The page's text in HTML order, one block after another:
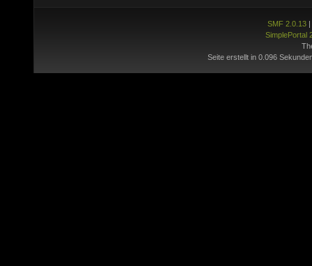
SMF 2.0.13|
SimplePortal
Seite erstellt in 0.096